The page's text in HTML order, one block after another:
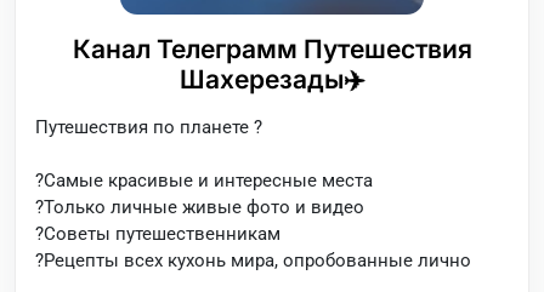
Канал Телеграмм Путешествия
Шахерезады✈️
Путешествия по планете ?
?Самые красивые и интересные места
?Только личные живые фото и видео
?Советы путешественникам
?Рецепты всех кухонь мира, опробованные лично